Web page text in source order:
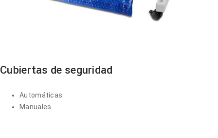
Cubiertas de seguridad
Automáticas
Manuales